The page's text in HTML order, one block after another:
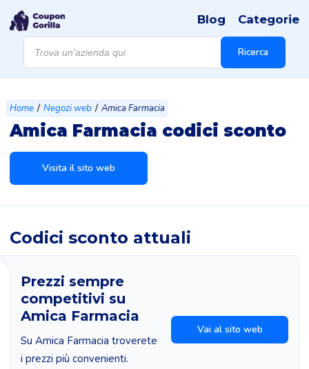
Products
search Ricerca
Blog Categorie
Home / Negozi web / Amica Farmacia
Amica Farmacia codici sconto
Visita il sito web
Codici sconto attuali
Prezzi sempre
competitivi su
Amica Farmacia
Su Amica Farmacia troverete
i prezzi più convenienti.
Vai al sito web